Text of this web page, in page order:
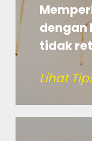
dengan
tidak
Lihat